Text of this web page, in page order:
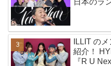
ILLIT の
紹介！
『R U